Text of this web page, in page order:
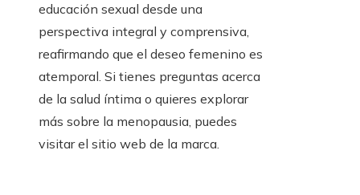
educación sexual desde una
perspectiva integral y comprensiva,
reafirmando que el deseo femenino es
atemporal. Si tienes preguntas acerca
de la salud íntima o quieres explorar
más sobre la menopausia, puedes
visitar el sitio web de la marca.